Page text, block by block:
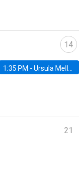
14
1:35 PM -Ursula Mello, Insper - Institute of Education and Research
21